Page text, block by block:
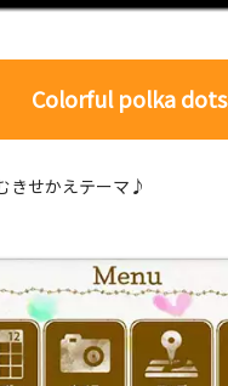
Colorful polka dots
きせかえテーマ♪